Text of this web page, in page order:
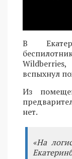
В
вспыхнул
Из
нет.
«На